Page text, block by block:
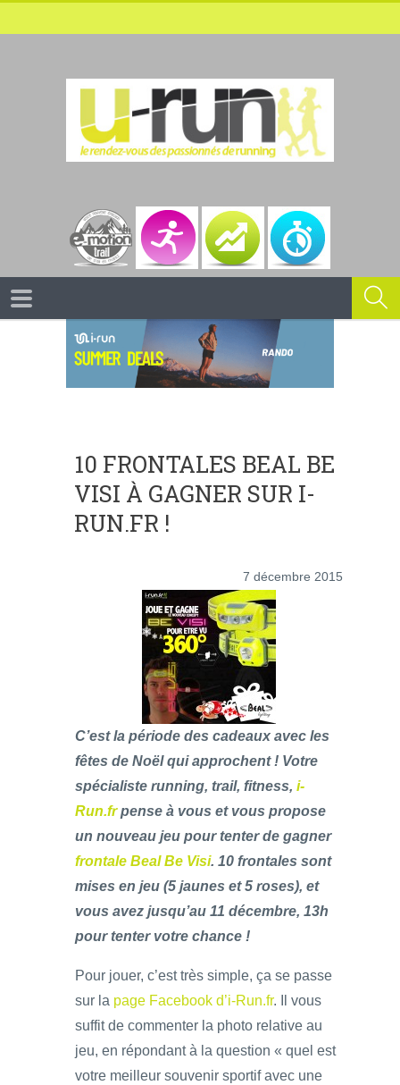
10 FRONTALES BEAL BE
VISI À GAGNER SUR I-
RUN.FR !
7 décembre 2015
C’est la période des cadeaux avec les
fêtes de Noël qui approchent ! Votre
spécialiste running, trail, fitness, i-
Run.frpense à vous et vous propose
un nouveau jeu pour tenter de gagner
frontale Beal Be Visi. 10 frontales sont
mises en jeu (5 jaunes et 5 roses), et
vous avez jusqu’au 11 décembre, 13h
pour tenter votre chance !
Pour jouer, c’est très simple, ça se passe
sur la page Facebook d’i-Run.fr. Il vous
suffit de commenter la photo relative au
jeu, en répondant à la question « quel est
votre meilleur souvenir sportif avec une